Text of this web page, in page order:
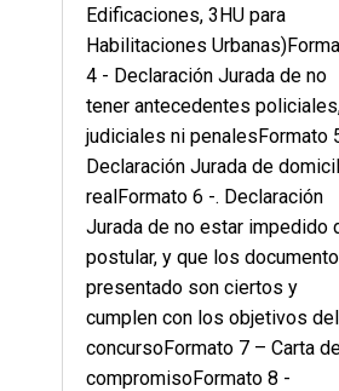
Edificaciones, 3HU para
Habilitaciones
4 - Declaración Jurada de no
tener antecedentes
judiciales ni penalesFormato
Declaración Jurada de
realFormato 6 -. Declaración
Jurada de no estar impedido
postular, y que los
presentado son ciertos y
cumplen con los objetivos del
concursoFormato 7 – Carta
compromisoFormato 8 -